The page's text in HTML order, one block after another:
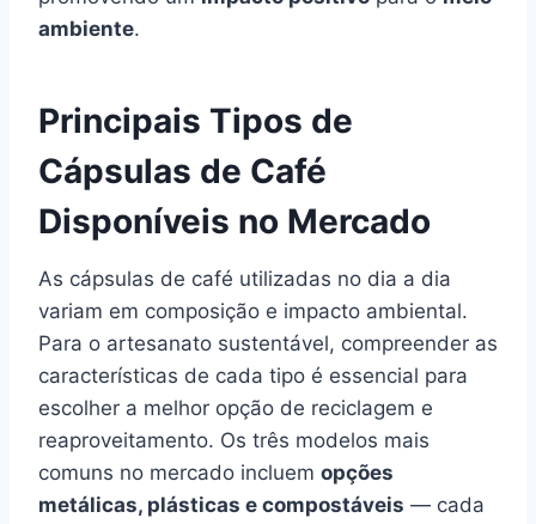
ambiente.
Principais Tipos de
Cápsulas de Café
Disponíveis no Mercado
As cápsulas de café utilizadas no dia a dia
variam em composição e impacto ambiental.
Para o artesanato sustentável, compreender as
características de cada tipo é essencial para
escolher a melhor opção de reciclagem e
reaproveitamento. Os três modelos mais
comuns no mercado incluem opções
metálicas, plásticas e compostáveis — cada